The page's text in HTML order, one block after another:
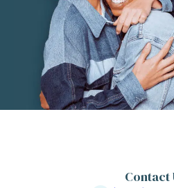
Contact